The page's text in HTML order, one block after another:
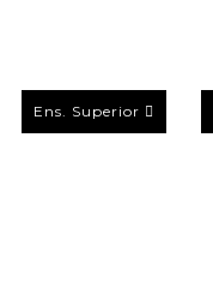
Ens. Superior